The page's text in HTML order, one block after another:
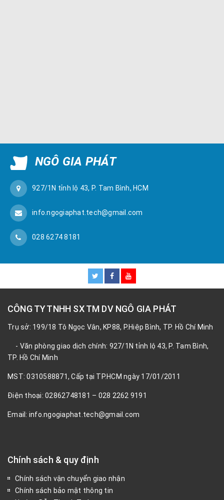
NGÔ GIA PHÁT
927/1N tỉnh lộ 43, P. Tam Bình, HCM
info.ngogiaphat.tech@gmail.com
028 6274 8181
CÔNG TY TNHH SX TM DV NGÔ GIA PHÁT
Trụ sở: 199/18 Tô Ngọc Vân, KP88, P.Hiệp Bình, TP. Hồ Chí Minh
- Văn phòng giao dịch chính: 927/1N tỉnh lộ 43, P. Tam Bình,
TP. Hồ Chí Minh
MST: 0310588871, Cấp tại TP.HCM ngày 17/01/2011
Điện thoại: 02862748181 – 028 2262 9191
Email: info.ngogiaphat.tech@gmail.com
Chính sách & quy định
Chính sách vận chuyển giao nhận
Chính sách bảo mật thông tin